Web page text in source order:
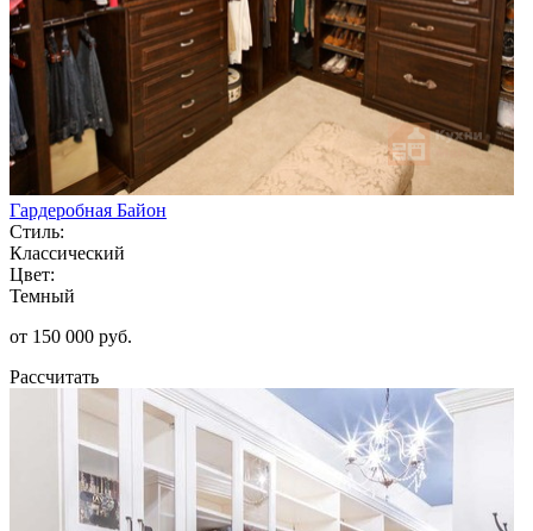
Гардеробная Байон
Стиль:
Классический
Цвет:
Темный
от 150 000 руб.
Рассчитать